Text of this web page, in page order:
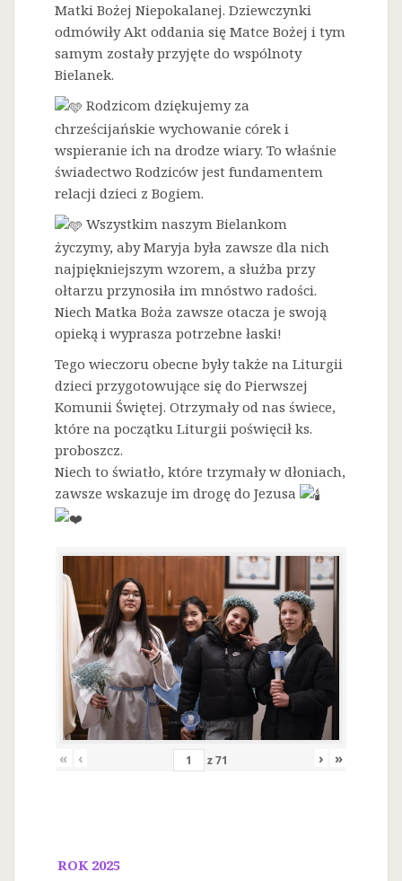
Matki Bożej Niepokalanej. Dziewczynki
odmówiły Akt oddania się Matce Bożej i tym
samym zostały przyjęte do wspólnoty
Bielanek.
Rodzicom dziękujemy za
chrześcijańskie wychowanie córek i
wspieranie ich na drodze wiary. To właśnie
świadectwo Rodziców jest fundamentem
relacji dzieci z Bogiem.
Wszystkim naszym Bielankom
życzymy, aby Maryja była zawsze dla nich
najpiękniejszym wzorem, a służba przy
ołtarzu przynosiła im mnóstwo radości.
Niech Matka Boża zawsze otacza je swoją
opieką i wyprasza potrzebne łaski!
Tego wieczoru obecne były także na Liturgii
dzieci przygotowujące się do Pierwszej
Komunii Świętej. Otrzymały od nas świece,
które na początku Liturgii poświęcił ks.
proboszcz.
Niech to światło, które trzymały w dłoniach,
zawsze wskazuje im drogę do Jezusa
« ‹ z71 › »
ROK 2025